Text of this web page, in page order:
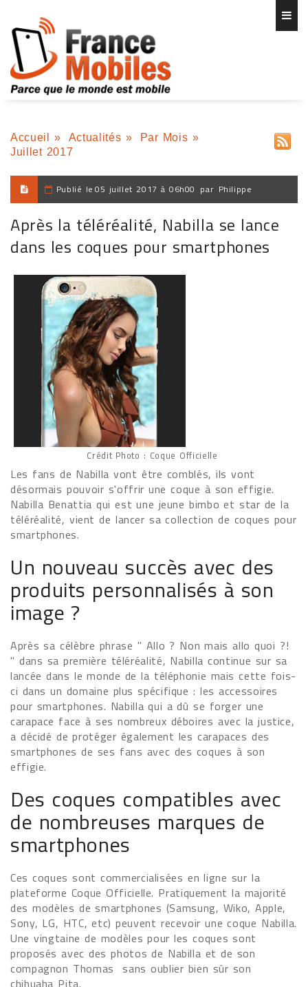
Accueil » Actualités » Par Mois »
Juillet 2017
Publié le 05 juillet 2017 à 06h00 par Philippe
Après la téléréalité, Nabilla se lance
dans les coques pour smartphones
Crédit Photo : Coque Officielle
Les fans de Nabilla vont être comblés, ils vont
désormais pouvoir s'offrir une coque à son effigie.
Nabilla Benat­tia qui est une jeune bimbo et star de la
téléréalité, vient de lancer sa collection de coques pour
smartphones.
Un nouveau succès avec des
produits personnalisés à son
image ?
Après sa célèbre phrase " Allo ? Non mais allo quoi ?!
" dans sa première téléréalité, Nabilla continue sur sa
lancée dans le monde de la téléphonie mais cette fois-
ci dans un domaine plus spécifique : les accessoires
pour smartphones. Nabilla qui a dû se forger une
carapace face à ses nombreux déboires avec la justice,
a décidé de protéger également les carapaces des
smartphones de ses fans avec des coques à son
effigie.
Des coques compatibles avec
de nombreuses marques de
smartphones
Ces coques sont commercialisées en ligne sur la
plateforme Coque Officielle. Pratiquement la majorité
des modèles de smartphones (Samsung, Wiko, Apple,
Sony, LG, HTC, etc) peuvent recevoir une coque Nabilla.
Une vingtaine de modèles pour les coques sont
proposés avec des photos de Nabilla et de son
compagnon Thomas sans oublier bien sûr son
chihuaha Pita.